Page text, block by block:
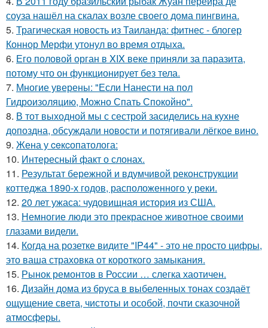
соуза нашёл на скалах возле своего дома пингвина.
5. Трагическая новость из Таиланда: фитнес - блогер
Коннор Мерфи утонул во время отдыха.
6. Его половой орган в XIX веке приняли за паразита,
потому что он функционирует без тела.
7. Многие уверены: "Если Нанести на пол
Гидроизоляцию, Можно Спать Спокойно".
8. В тот выходной мы с сестрой засиделись на кухне
допоздна, обсуждали новости и потягивали лёгкое вино.
9. Жена у ceкcопатолога:
10. Интересный факт о слонах.
11. Результат бережной и вдумчивой реконструкции
коттеджа 1890-х годов, расположенного у реки.
12. 20 лет ужаса: чудовищная история из США.
13. Немногие люди это прекрасное животное своими
глазами видели.
14. Когда на розетке видите "IP44" - это не просто цифры,
это ваша страховка от короткого замыкания.
15. Рынок ремонтов в России … слегка хаотичен.
16. Дизайн дома из бруса в выбеленных тонах создаёт
ощущение света, чистоты и особой, почти сказочной
атмосферы.